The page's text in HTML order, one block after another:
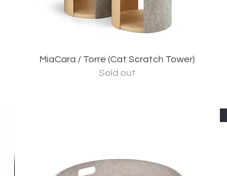
クイックビュー
MiaCara / Torre (Cat Scratch Tower)
Sold out